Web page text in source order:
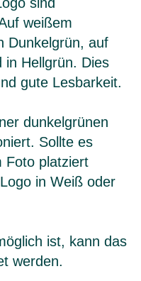
weißem
Dunkelgrün, auf
in Hellgrün. Dies
gute Lesbarkeit.
dunkelgrünen
Sollte es
Foto platziert
in Weiß oder
ist, kann das
werden.